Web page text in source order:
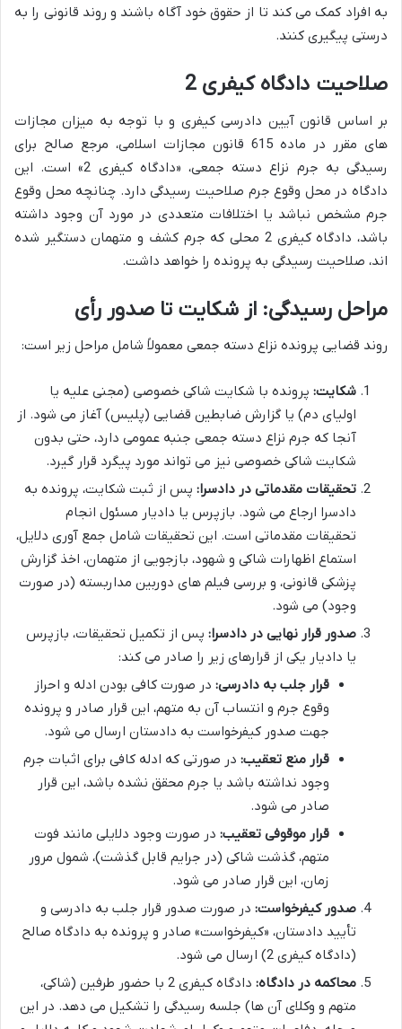
به افراد کمک می کند تا از حقوق خود آگاه باشند و روند قانونی را به
درستی پیگیری کنند.
صلاحیت دادگاه کیفری 2
بر اساس قانون آیین دادرسی کیفری و با توجه به میزان مجازات
های مقرر در ماده 615 قانون مجازات اسلامی، مرجع صالح برای
رسیدگی به جرم نزاع دسته جمعی، «دادگاه کیفری 2» است. این
دادگاه در محل وقوع جرم صلاحیت رسیدگی دارد. چنانچه محل وقوع
جرم مشخص نباشد یا اختلافات متعددی در مورد آن وجود داشته
باشد، دادگاه کیفری 2 محلی که جرم کشف و متهمان دستگیر شده
اند، صلاحیت رسیدگی به پرونده را خواهد داشت.
مراحل رسیدگی: از شکایت تا صدور رأی
روند قضایی پرونده نزاع دسته جمعی معمولاً شامل مراحل زیر است:
شکایت: پرونده با شکایت شاکی خصوصی (مجنی علیه یا
اولیای دم) یا گزارش ضابطین قضایی (پلیس) آغاز می شود. از
آنجا که جرم نزاع دسته جمعی جنبه عمومی دارد، حتی بدون
شکایت شاکی خصوصی نیز می تواند مورد پیگرد قرار گیرد.
تحقیقات مقدماتی در دادسرا: پس از ثبت شکایت، پرونده به
دادسرا ارجاع می شود. بازپرس یا دادیار مسئول انجام
تحقیقات مقدماتی است. این تحقیقات شامل جمع آوری دلایل،
استماع اظهارات شاکی و شهود، بازجویی از متهمان، اخذ گزارش
پزشکی قانونی، و بررسی فیلم های دوربین مداربسته (در صورت
وجود) می شود.
صدور قرار نهایی در دادسرا: پس از تکمیل تحقیقات، بازپرس
یا دادیار یکی از قرارهای زیر را صادر می کند:
قرار جلب به دادرسی: در صورت کافی بودن ادله و احراز
وقوع جرم و انتساب آن به متهم، این قرار صادر و پرونده
جهت صدور کیفرخواست به دادستان ارسال می شود.
قرار منع تعقیب: در صورتی که ادله کافی برای اثبات جرم
وجود نداشته باشد یا جرم محقق نشده باشد، این قرار
صادر می شود.
قرار موقوفی تعقیب: در صورت وجود دلایلی مانند فوت
متهم، گذشت شاکی (در جرایم قابل گذشت)، شمول مرور
زمان، این قرار صادر می شود.
صدور کیفرخواست: در صورت صدور قرار جلب به دادرسی و
تأیید دادستان، «کیفرخواست» صادر و پرونده به دادگاه صالح
(دادگاه کیفری 2) ارسال می شود.
محاکمه در دادگاه:
دادگاه کیفری 2 با حضور طرفین (شاکی،
متهم و وکلای آن ها) جلسه رسیدگی را تشکیل می دهد. در این